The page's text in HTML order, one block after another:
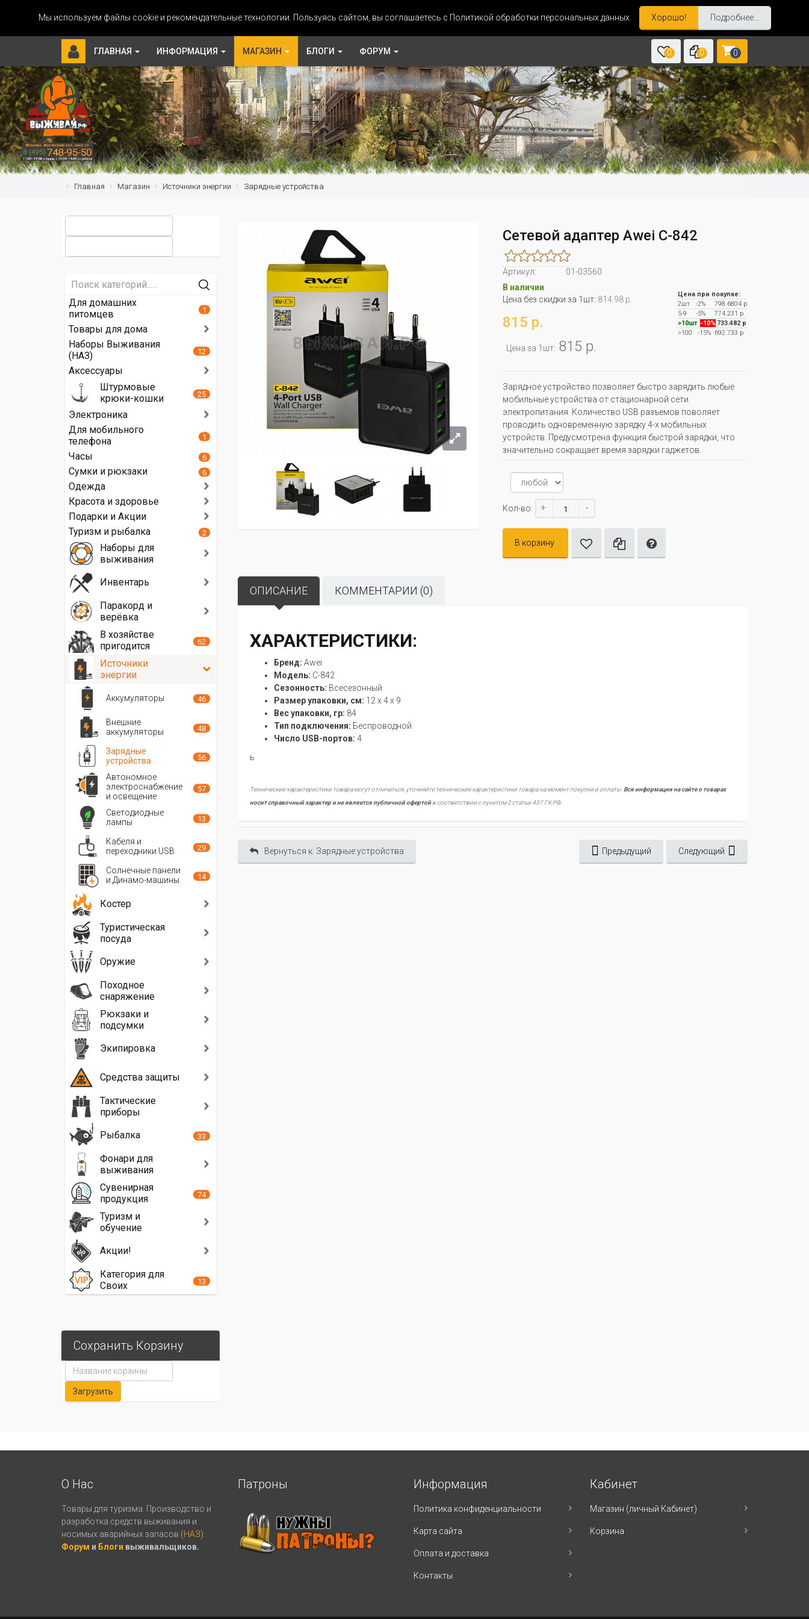
Мы используем файлы cookie и рекомендательные технологии. Пользуясь сайтом, вы соглашаетесь с Политикой обработки персональных данных. Хорошо! Подробнее...
ГЛАВНАЯ ИНФОРМАЦИЯ МАГАЗИН БЛОГИ ФОРУМ 0 0 0
Главная Магазин Источники энергии Зарядные устройства
Сетевой адаптер Awei C-842
Артикул:
01-03560
В наличии
Цена без скидки за 1шт: 814.98 р.
815 р.
Цена за 1шт: 815 р.
Цена при покупке:
2шт
-2%
798.6804 р
5-9
-5%
774.231 р
>10шт -10% 733.482 р
>100
-15%692.733 р
Зарядное устройство позволяет быстро зарядить любые
мобильные устройства от стационарной сети
электропитания. Количество USB разъемов поволяет
проводить одновременную зарядку 4-х мобильных
устройств. Предусмотрена функция быстрой зарядки, что
значительно сокращает время зарядки гаджетов.
Кол-во: + -
В корзину
ОПИСАНИЕ КОММЕНТАРИИ (0)
ХАРАКТЕРИСТИКИ:
Бренд: Awei
Модель: C-842
Сезонность: Всесезонный
Размер упаковки, см: 12 x 4 x 9
Вес упаковки, гр: 84
Тип подключения: Беспроводной
Число USB-портов: 4
ь
Технические характеристики товара могут отличаться, уточняйте технические характеристики товара на момент покупки и оплаты.Вся информация на сайте о товарах
носит справочный характер и не является публичной офертойв соответствии с пунктом 2 статьи 437 ГК РФ.
Вернуться к: Зарядные устройства Предыдущий Следующий
Для домашних
питомцев
1
Товары для дома
Наборы Выживания
(НАЗ)
12
Аксессуары
Штурмовые
крюки-кошки
25
Электроника
Для мобильного
телефона
1
Часы 6
Сумки и рюкзаки 6
Одежда
Красота и здоровье
Подарки и Акции
Туризм и рыбалка
2
Наборы для
выживания
Инвентарь
Паракорд и
верёвка
В хозяйстве
пригодится
62
Источники
энергии
Аккумуляторы 46
Внешние
аккумуляторы
48
Зарядные
устройства
56
Автономное
электроснабжение
и освещение
57
Светодиодные
лампы
13
Кабеля и
переходники USB
29
Солнечные панели
и Динамо-машины
14
Костер
Туристическая
посуда
Оружие
Походное
снаряжение
Рюкзаки и
подсумки
Экипировка
Средства защиты
Тактические
приборы
Рыбалка
33
Фонари для
выживания
Сувенирная
продукция
74
Туризм и
обучение
Акции!
Категория для
Своих
13
Сохранить Корзину
О Нас
Товары для туризма. Производство и
разработка средств выживания и
носимых аварийных запасов (НАЗ).
Форум и Блоги выживальщиков.
Патроны Информация
Политика конфиденциальности
Карта сайта
Оплата и доставка
Контакты
Кабинет
Магазин (личный Кабинет)
Корзина